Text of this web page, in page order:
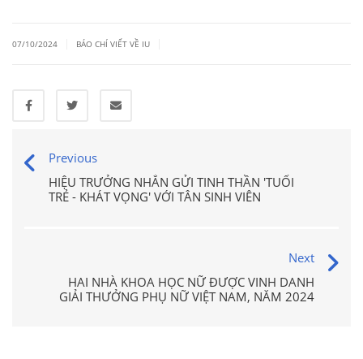
07/10/2024 BÁO CHÍ VIẾT VỀ IU
Previous
HIỆU TRƯỞNG NHẮN GỬI TINH THẦN 'TUỔI
TRẺ - KHÁT VỌNG' VỚI TÂN SINH VIÊN
Next
HAI NHÀ KHOA HỌC NỮ ĐƯỢC VINH DANH
GIẢI THƯỞNG PHỤ NỮ VIỆT NAM, NĂM 2024